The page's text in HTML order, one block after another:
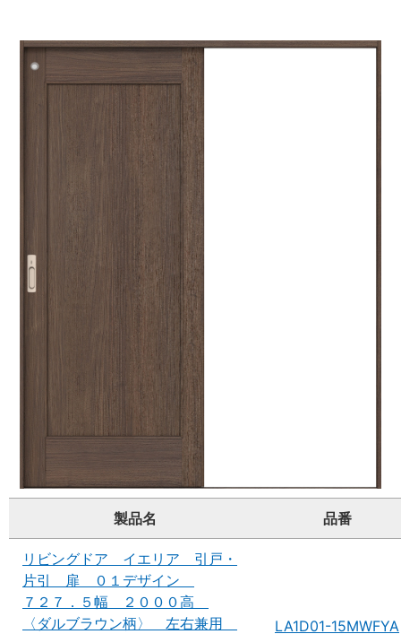
製品名 品番
リビングドア イエリア 引戸・
片引 扉 ０１デザイン
７２７．５幅 ２０００高
〈ダルブラウン柄〉 左右兼用
LA1D01-15MWFYA